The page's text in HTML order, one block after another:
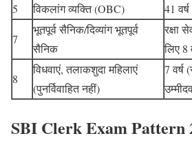
5
विकलांग व्यक्ति (OBC) 41 वर्ष
7
भूतपूर्व सैनिक/दिव्यांग भूतपूर्व
सैनिक
रक्षा
लिए 8
8
विधवाएं, तलाकशुदा महिलाएं
(पुनर्विवाहित नहीं)
7 वर्ष
SBI Clerk Exam Pattern